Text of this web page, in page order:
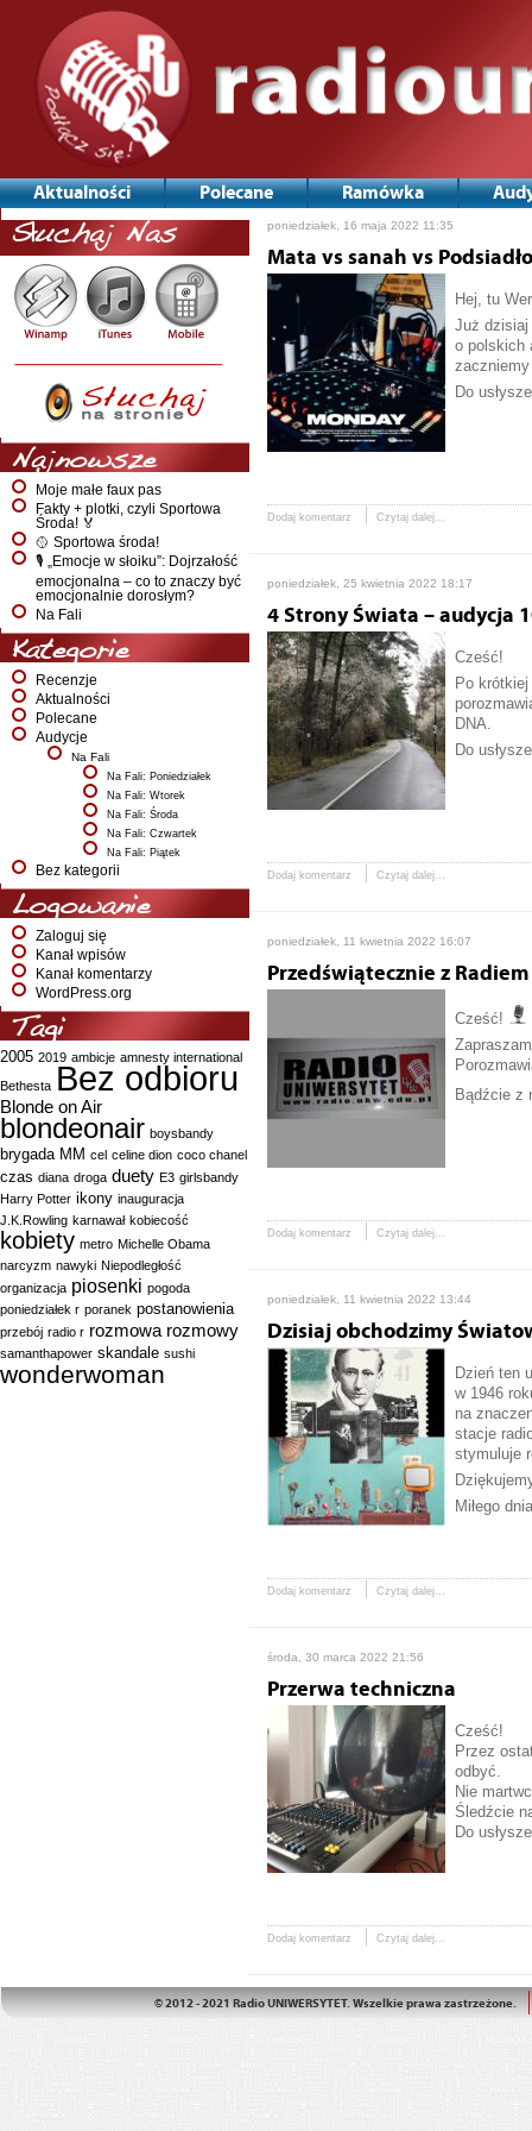
Aktualności Polecane Ramówka
Słuchaj Nas
Najnowsze
Moje małe faux pas
Fakty + plotki, czyli Sportowa
Środa! 🏅
🥎 Sportowa środa!
🎙️ „Emocje w słoiku”: Dojrzałość
emocjonalna – co to znaczy być
emocjonalnie dorosłym?
Na Fali
Kategorie
Recenzje
Aktualności
Polecane
Audycje
Na Fali
Na Fali: Poniedziałek
Na Fali: Wtorek
Na Fali: Środa
Na Fali: Czwartek
Na Fali: Piątek
Bez kategorii
Logowanie
Zaloguj się
Kanał wpisów
Kanał komentarzy
WordPress.org
Tagi
2005 2019 ambicje amnesty international
Bethesta Bez odbioru
Blonde on Air
blondeonair boysbandy
brygada MM cel celine dion coco chanel
czas diana droga duety E3 girlsbandy
Harry Potter ikony inauguracja
J.K.Rowling karnawał kobiecość
kobiety metro Michelle Obama
narcyzm nawyki Niepodległość
organizacja piosenki pogoda
poniedziałek r poranek postanowienia
przebój radio r rozmowa rozmowy
samanthapower skandale sushi
wonderwoman
poniedziałek, 16 maja 2022 11:35
Mata vs sanah vs Podsiadło
Hej, tu
Już dzisiaj
o polskich
Do
Dodaj komentarz Czytaj dalej...
poniedziałek, 25 kwietnia 2022 18:17
4 Strony Świata – audycja
Cześć!
Po
DNA.
Do
Dodaj komentarz Czytaj dalej...
poniedziałek, 11 kwietnia 2022 16:07
Przedświątecznie z
Cześć!
Bądźcie z
Dodaj komentarz Czytaj dalej...
poniedziałek, 11 kwietnia 2022 13:44
Dzisiaj obchodzimy
Dzień ten
w 1946
na
stacje
stymuluje
Miłego
Dodaj komentarz Czytaj dalej...
środa, 30 marca 2022 21:56
Przerwa techniczna
Cześć!
Przez
odbyć.
Nie
Śledźcie
Do
Dodaj komentarz Czytaj dalej...
© 2012 - 2021 Radio UNIWERSYTET. Wszelkie prawa zastrzeżone.